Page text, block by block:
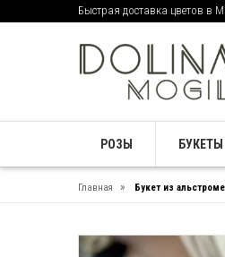
Быстрая доставка цветов в
РОЗЫ
Главная » Букет из